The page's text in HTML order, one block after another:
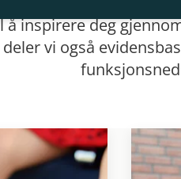
å inspirere deg
deler vi også